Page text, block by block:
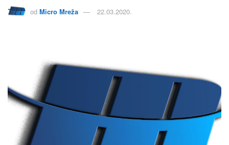
od Micro Mreža 22.03.2020.